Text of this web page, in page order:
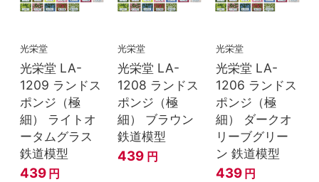
光栄堂
光栄堂 LA-
1209 ランドス
ポンジ（極
細） ライトオ
ータムグラス
鉄道模型
439 円
光栄堂
光栄堂 LA-
1208 ランドス
ポンジ（極
細） ブラウン
鉄道模型
439 円
光栄堂
光栄堂 LA-
1206 ランドス
ポンジ（極
細） ダークオ
リーブグリー
ン 鉄道模型
439 円